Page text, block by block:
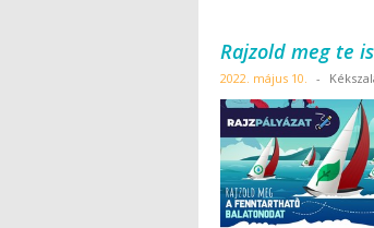
Rajzold meg te
2022. május 10. -